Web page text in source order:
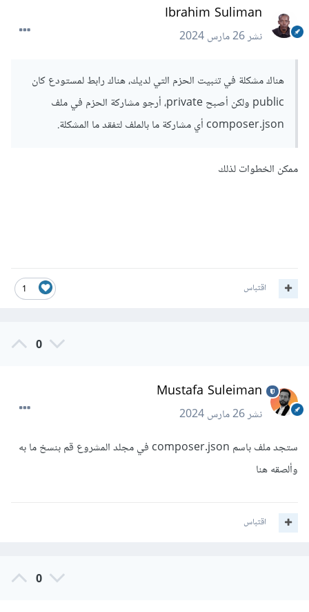
Ibrahim Suliman
نشر26 مارس 2024
هناك مشكلة في تثبيت الحزم التي لديك، هناك رابط لمستودع كان
public ولكن أصبح private، أرجو مشاركة الحزم في ملف
composer.json أي مشاركة ما بالملف لتفقد ما المشكلة.
ممكن الخطوات لذلك
1 اقتباس
0
Mustafa Suleiman
نشر26 مارس 2024
ستجد ملف باسم composer.json في مجلد المشروع قم بنسخ ما به
وألصقه هنا
اقتباس
0